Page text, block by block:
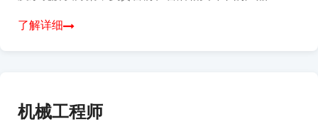
了解详细
机械工程师